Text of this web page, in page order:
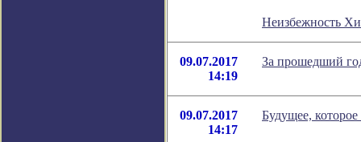
Неизбежность
09.07.2017
14:19
За прошедший
09.07.2017
14:17
Будущее,